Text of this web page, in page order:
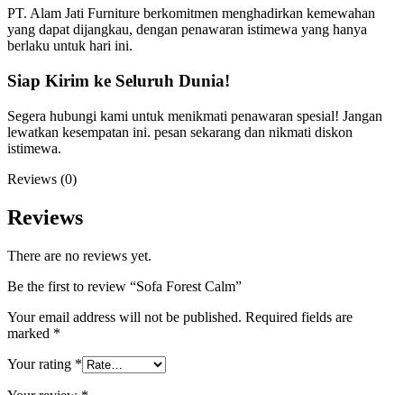
PT. Alam Jati Furniture berkomitmen menghadirkan kemewahan
yang dapat dijangkau, dengan penawaran istimewa yang hanya
berlaku untuk hari ini.
Siap Kirim ke Seluruh Dunia!
Segera hubungi kami untuk menikmati penawaran spesial! Jangan
lewatkan kesempatan ini. pesan sekarang dan nikmati diskon
istimewa.
Reviews (0)
Reviews
There are no reviews yet.
Be the first to review “Sofa Forest Calm”
Your email address will not be published. Required fields are
marked *
Your rating *